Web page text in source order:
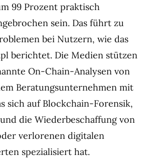
99 Prozent praktisch
sein. Das führt zu
bei Nutzern, wie das
berichtet. Die Medien stützen
On-Chain-Analysen von
Beratungsunternehmen mit
sich auf Blockchain-Forensik,
die Wiederbeschaffung von
verlorenen digitalen
spezialisiert hat.